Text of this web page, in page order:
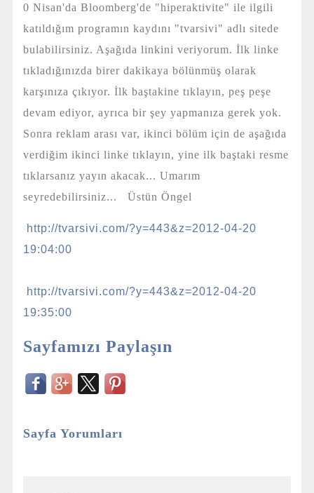
0 Nisan'da Bloomberg'de "hiperaktivite" ile ilgili
katıldığım programın kaydını "tvarsivi" adlı sitede
bulabilirsiniz. Aşağıda linkini veriyorum. İlk linke
tıkladığınızda birer dakikaya bölünmüş olarak
karşınıza çıkıyor. İlk baştakine tıklayın, peş peşe
devam ediyor, ayrıca bir şey yapmanıza gerek yok.
Sonra reklam arası var, ikinci bölüm için de aşağıda
verdiğim ikinci linke tıklayın, yine ilk baştaki resme
tıklarsanız yayın akacak... Umarım
seyredebilirsiniz... Üstün Öngel
http://tvarsivi.com/?y=443&z=2012-04-20
19:04:00
http://tvarsivi.com/?y=443&z=2012-04-20
19:35:00
Sayfamızı Paylaşın
Sayfa Yorumları